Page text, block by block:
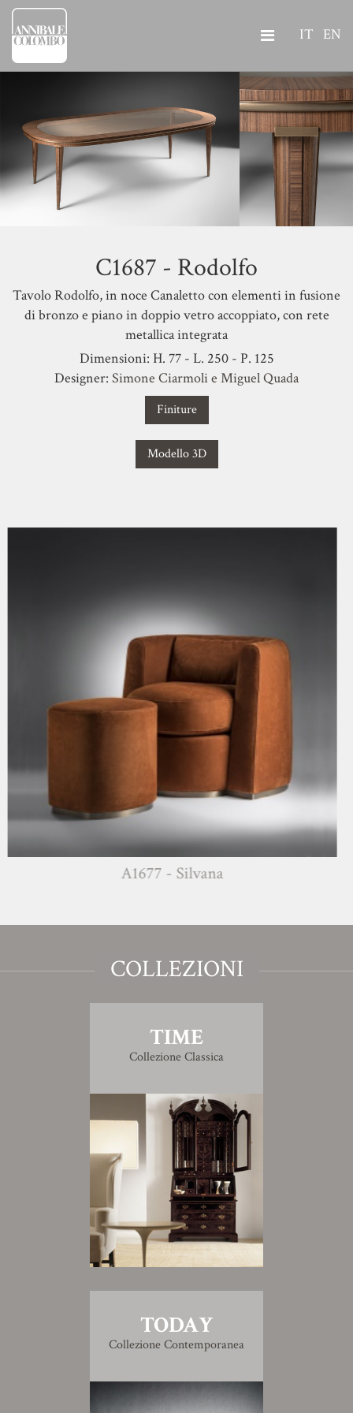
IT EN
C1687 - Rodolfo
Tavolo Rodolfo, in noce Canaletto con elementi in fusione
di bronzo e piano in doppio vetro accoppiato, con rete
metallica integrata
Dimensioni: H. 77 - L. 250 - P. 125
Designer: Simone Ciarmoli e Miguel Quada
Finiture
Modello 3D
A1677 - Silvana
COLLEZIONI
TIME
Collezione Classica
TODAY
Collezione Contemporanea